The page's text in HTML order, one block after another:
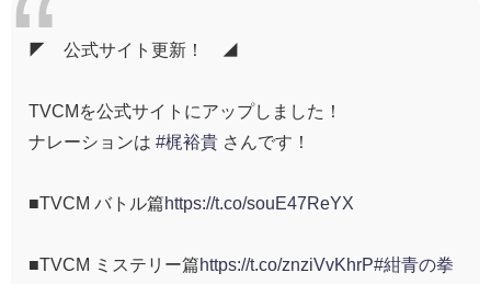
◤ 公式サイト更新！ ◢
TVCMを公式サイトにアップしました！
ナレーションは #梶裕貴 さんです！
■TVCM バトル篇https://t.co/souE47ReYX
■TVCM ミステリー篇https://t.co/znziVvKhrP#紺青の拳